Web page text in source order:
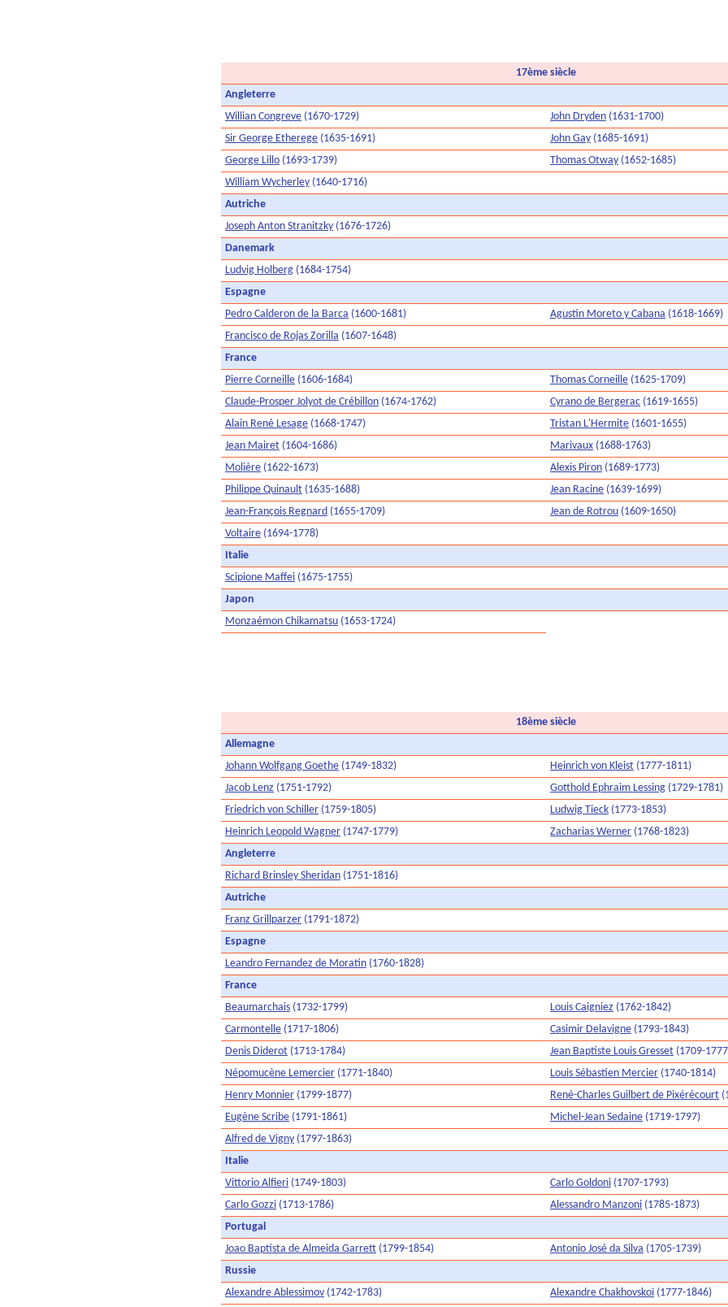
17ème siècle
Angleterre
Willian Congreve (1670-1729) John Dryden (1631-1700)
Sir George Etherege (1635-1691) John Gay (1685-1691)
George Lillo (1693-1739) Thomas Otway (1652-1685)
William Wycherley (1640-1716)
Autriche
Joseph Anton Stranitzky (1676-1726)
Danemark
Ludvig Holberg (1684-1754)
Espagne
Pedro Calderon de la Barca (1600-1681) Agustin Moreto y Cabana (1618-1669)
Francisco de Rojas Zorilla (1607-1648)
France
Pierre Corneille (1606-1684) Thomas Corneille (1625-1709)
Claude-Prosper Jolyot de Crébillon (1674-1762) Cyrano de Bergerac (1619-1655)
Alain René Lesage (1668-1747) Tristan L'Hermite (1601-1655)
Jean Mairet (1604-1686) Marivaux (1688-1763)
Molière (1622-1673) Alexis Piron (1689-1773)
Philippe Quinault (1635-1688) Jean Racine (1639-1699)
Jean-François Regnard (1655-1709) Jean de Rotrou (1609-1650)
Voltaire (1694-1778)
Italie
Scipione Maffei (1675-1755)
Japon
Monzaémon Chikamatsu (1653-1724)
18ème siècle
Allemagne
Johann Wolfgang Goethe (1749-1832) Heinrich von Kleist (1777-1811)
Jacob Lenz (1751-1792) Gotthold Ephraim Lessing (1729-1781)
Friedrich von Schiller (1759-1805) Ludwig Tieck (1773-1853)
Heinrich Leopold Wagner (1747-1779) Zacharias Werner (1768-1823)
Angleterre
Richard Brinsley Sheridan (1751-1816)
Autriche
Franz Grillparzer (1791-1872)
Espagne
Leandro Fernandez de Moratin (1760-1828)
France
Beaumarchais (1732-1799) Louis Caigniez (1762-1842)
Carmontelle (1717-1806) Casimir Delavigne (1793-1843)
Denis Diderot (1713-1784) Jean Baptiste Louis Gresset (1709-
Népomucène Lemercier (1771-1840) Louis Sébastien Mercier (1740-1814)
Henry Monnier (1799-1877) René-Charles Guilbert de Pixérécourt
Eugène Scribe (1791-1861) Michel-Jean Sedaine (1719-1797)
Alfred de Vigny (1797-1863)
Italie
Vittorio Alfieri (1749-1803) Carlo Goldoni (1707-1793)
Carlo Gozzi (1713-1786) Alessandro Manzoni (1785-1873)
Portugal
Joao Baptista de Almeida Garrett (1799-1854) Antonio José da Silva (1705-1739)
Russie
Alexandre Ablessimov (1742-1783) Alexandre Chakhovskoï(1777-1846)